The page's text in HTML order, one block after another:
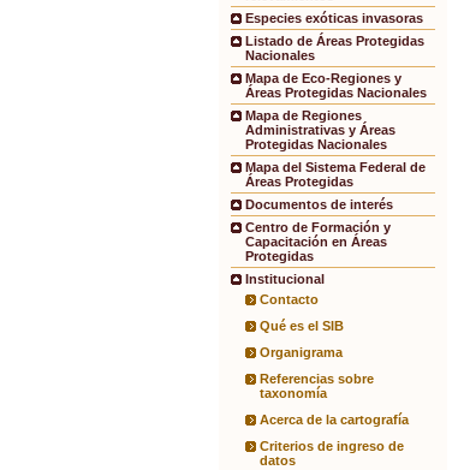
Especies exóticas invasoras
Listado de Áreas Protegidas
Nacionales
Mapa de Eco-Regiones y
Áreas Protegidas Nacionales
Mapa de Regiones
Administrativas y Áreas
Protegidas Nacionales
Mapa del Sistema Federal de
Áreas Protegidas
Documentos de interés
Centro de Formación y
Capacitación en Áreas
Protegidas
Institucional
Contacto
Qué es el SIB
Organigrama
Referencias sobre
taxonomía
Acerca de la cartografía
Criterios de ingreso de
datos